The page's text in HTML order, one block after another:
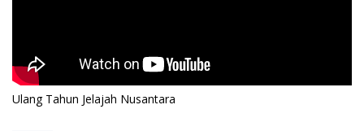
Ulang Tahun Jelajah Nusantara